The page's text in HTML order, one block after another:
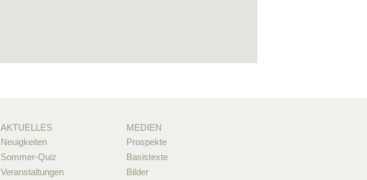
AKTUELLES
Neuigkeiten
Sommer-Quiz
Veranstaltungen
MEDIEN
Prospekte
Basistexte
Bilder